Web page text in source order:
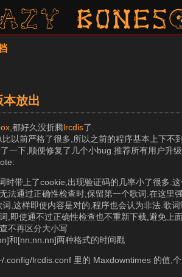
放出
,都好久没折腾lrcdis了.
以前严格了很多,所以之前的程序基本上下不
一下,顺便修复了几个小bug.推荐所有用户升
时带上了cookie,出现验证码的几率小了很多.
法通过正确性检查时,保留第一个歌词.在这里
词,这样即使内容是对的,程序也会认为非法.歌词
,即使通不过正确性检查也不重新下载,避免上
不再区分大小写
和[nn:nn.nn]两种格式的时间戳
.config/lrcdis.conf 里的 Maxdowntimes 的值,